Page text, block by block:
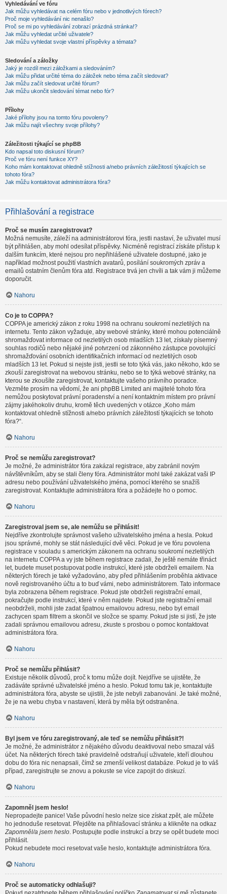
Vyhledávání ve fóru
Jak můžu vyhledávat na celém fóru nebo v jednotlivých fórech?
Proč moje vyhledávání nic nenašlo?
Proč se mi po vyhledávání zobrazí prázdná stránka!?
Jak můžu vyhledat určité uživatele?
Jak můžu vyhledat svoje vlastní příspěvky a témata?
Sledování a záložky
Jaký je rozdíl mezi záložkami a sledováním?
Jak můžu přidat určité téma do záložek nebo téma začít sledovat?
Jak můžu začít sledovat určité fórum?
Jak můžu ukončit sledování témat nebo fór?
Přílohy
Jaké přílohy jsou na tomto fóru povoleny?
Jak můžu najít všechny svoje přílohy?
Záležitosti týkající se phpBB
Kdo napsal toto diskusní fórum?
Proč ve fóru není funkce XY?
Koho mám kontaktovat ohledně stížnosti a/nebo právních záležitostí týkajících se
tohoto fóra?
Jak můžu kontaktovat administrátora fóra?
Přihlašování a registrace
Proč se musím zaregistrovat?
Možná nemusíte, záleží na administrátorovi fóra, jestli nastaví, že uživatel musí
být přihlášen, aby mohl odesílat příspěvky. Nicméně registrací získáte přístup k
dalším funkcím, které nejsou pro nepřihlášené uživatele dostupné, jako je
například možnost použití vlastních avatarů, posílání soukromých zpráv a
emailů ostatním členům fóra atd. Registrace trvá jen chvíli a tak vám ji můžeme
doporučit.
Nahoru
Co je to COPPA?
COPPA je americký zákon z roku 1998 na ochranu soukromí nezletilých na
internetu. Tento zákon vyžaduje, aby webové stránky, které mohou potenciálně
shromažďovat informace od nezletilých osob mladších 13 let, získaly písemný
souhlas rodičů nebo nějaké jiné potvrzení od zákonného zástupce povolující
shromažďování osobních identifikačních informací od nezletilých osob
mladších 13 let. Pokud si nejste jisti, jestli se toto týká vás, jako někoho, kdo se
zkouší zaregistrovat na webovou stránku, nebo se to týká webové stránky, na
kterou se zkoušíte zaregistrovat, kontaktujte vašeho právního poradce.
Vezměte prosím na vědomí, že ani phpBB Limited ani majitelé tohoto fóra
nemůžou poskytovat právní poradenství a není kontaktním místem pro právní
zájmy jakéhokoliv druhu, kromě těch uvedených v otázce „Koho mám
kontaktovat ohledně stížnosti a/nebo právních záležitostí týkajících se tohoto
fóra?“.
Nahoru
Proč se nemůžu zaregistrovat?
Je možné, že administrátor fóra zakázal registrace, aby zabránil novým
návštěvníkům, aby se stali členy fóra. Administrátor mohl také zakázat vaši IP
adresu nebo používání uživatelského jména, pomocí kterého se snažíš
zaregistrovat. Kontaktujte administrátora fóra a požádejte ho o pomoc.
Nahoru
Zaregistroval jsem se, ale nemůžu se přihlásit!
Nejdříve zkontrolujte správnost vašeho uživatelského jména a hesla. Pokud
jsou správné, mohly se stát následující dvě věci. Pokud je ve fóru povolena
registrace v souladu s americkým zákonem na ochranu soukromí nezletilých
na internetu COPPA a vy jste během registrace zadali, že ještě nemáte třináct
let, budete muset postupovat podle instrukcí, které jste obdrželi emailem. Na
některých fórech je také vyžadováno, aby před přihlášením proběhla aktivace
nově registrovaného účtu a to buď vámi, nebo administrátorem. Tato informace
byla zobrazena během registrace. Pokud jste obdrželi registrační email,
pokračujte podle instrukcí, které v něm najdete. Pokud jste registrační email
neobdrželi, mohli jste zadat špatnou emailovou adresu, nebo byl email
zachycen spam filtrem a skončil ve složce se spamy. Pokud jste si jistí, že jste
zadali správnou emailovou adresu, zkuste s prosbou o pomoc kontaktovat
administrátora fóra.
Nahoru
Proč se nemůžu přihlásit?
Existuje několik důvodů, proč k tomu může dojít. Nejdříve se ujistěte, že
zadáváte správné uživatelské jméno a heslo. Pokud tomu tak je, kontaktujte
administrátora fóra, abyste se ujistili, že jste nebyli zabanováni. Je také možné,
že je na webu chyba v nastavení, která by měla být odstraněna.
Nahoru
Byl jsem ve fóru zaregistrovaný, ale teď se nemůžu přihlásit?!
Je možné, že administrátor z nějakého důvodu deaktivoval nebo smazal váš
účet. Na některých fórech také pravidelně odstraňují uživatele, kteří dlouhou
dobu do fóra nic nenapsali, čímž se zmenší velikost databáze. Pokud je to váš
případ, zaregistrujte se znovu a pokuste se více zapojit do diskuzí.
Nahoru
Zapomněl jsem heslo!
Nepropadejte panice! Vaše původní heslo nelze sice získat zpět, ale můžete
ho jednoduše resetovat. Přejděte na přihlašovací stránku a klikněte na odkaz
Zapomněl/a jsem heslo. Postupujte podle instrukcí a brzy se opět budete moci
přihlásit.
Pokud nebudete moci resetovat vaše heslo, kontaktujte administrátora fóra.
Nahoru
Proč se automaticky odhlašuji?